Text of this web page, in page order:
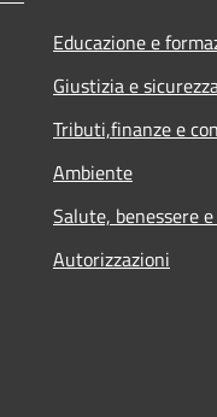
Educazione e
Giustizia e
Tributi,finanze e
Ambiente
Salute, benessere
Autorizzazioni